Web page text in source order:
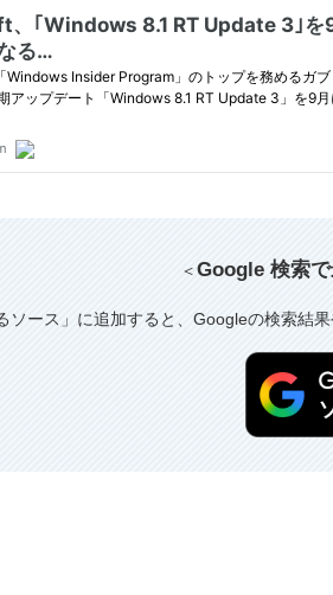
＜Google 検索
ソース」に追加すると、Googleの検索結